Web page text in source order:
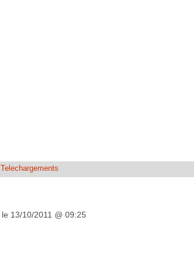
Telechargements
le 13/10/2011 @ 09:25